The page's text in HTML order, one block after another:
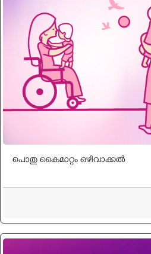
പൊതു കൈമാറ്റം ഒഴിവാക്കൽ